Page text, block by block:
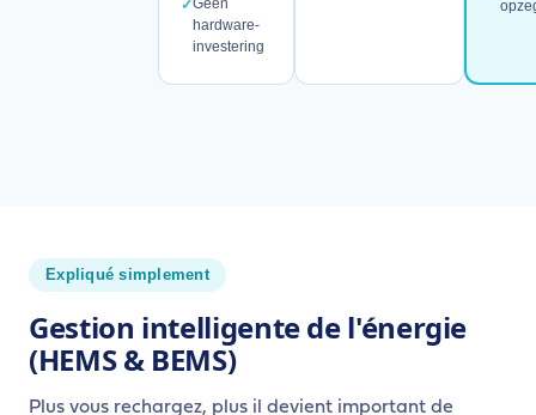
✓Geen
hardware-
investering
Expliqué simplement
Gestion intelligente de l'énergie
(HEMS & BEMS)
Plus vous rechargez, plus il devient important de